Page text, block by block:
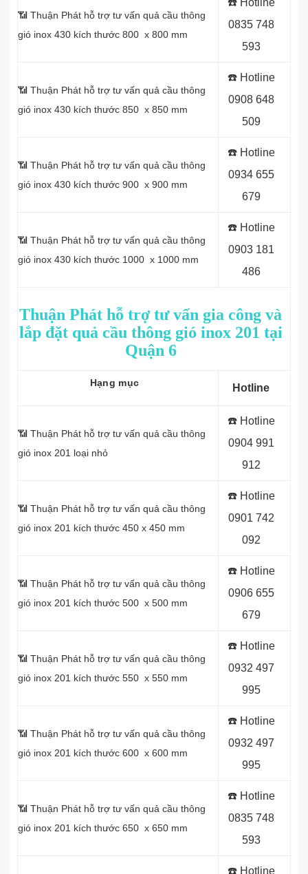
📶 Thuận Phát hỗ trợ tư vấn quả cầu thông
gió inox 430 kích thước 800 x 800 mm
☎️ Hotline
0835 748
593
📶 Thuận Phát hỗ trợ tư vấn quả cầu thông
gió inox 430 kích thước 850 x 850 mm
☎️ Hotline
0908 648
509
📶 Thuận Phát hỗ trợ tư vấn quả cầu thông
gió inox 430 kích thước 900 x 900 mm
☎️ Hotline
0934 655
679
📶 Thuận Phát hỗ trợ tư vấn quả cầu thông
gió inox 430 kích thước 1000 x 1000 mm
☎️ Hotline
0903 181
486
Thuận Phát hỗ trợ tư vấn gia công và
lắp đặt quả cầu thông gió inox 201 tại
Quận 6
Hạng mục Hotline
📶 Thuận Phát hỗ trợ tư vấn quả cầu thông
gió inox 201 loại nhỏ
☎️ Hotline
0904 991
912
📶 Thuận Phát hỗ trợ tư vấn quả cầu thông
gió inox 201 kích thước 450 x 450 mm
☎️ Hotline
0901 742
092
📶 Thuận Phát hỗ trợ tư vấn quả cầu thông
gió inox 201 kích thước 500 x 500 mm
☎️ Hotline
0906 655
679
📶 Thuận Phát hỗ trợ tư vấn quả cầu thông
gió inox 201 kích thước 550 x 550 mm
☎️ Hotline
0932 497
995
📶 Thuận Phát hỗ trợ tư vấn quả cầu thông
gió inox 201 kích thước 600 x 600 mm
☎️ Hotline
0932 497
995
📶 Thuận Phát hỗ trợ tư vấn quả cầu thông
gió inox 201 kích thước 650 x 650 mm
☎️ Hotline
0835 748
593
☎️ Hotline